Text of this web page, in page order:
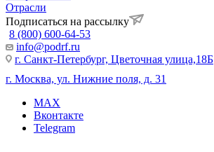
Отрасли
Подписаться на рассылку
8 (800) 600-64-53
info@podrf.ru
г. Санкт-Петербург, Цветочная улица,18Б
г. Москва, ул. Нижние поля, д. 31
MAX
Вконтакте
Telegram